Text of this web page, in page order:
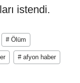
istendi.
# Ölüm
# afyon haber